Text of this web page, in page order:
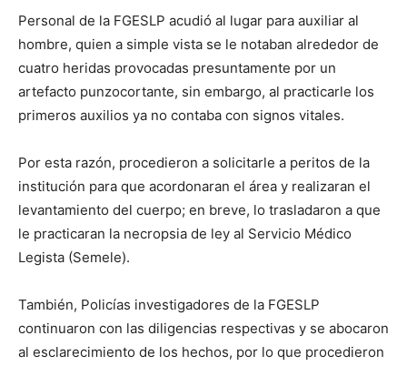
Personal de la FGESLP acudió al lugar para auxiliar al
hombre, quien a simple vista se le notaban alrededor de
cuatro heridas provocadas presuntamente por un
artefacto punzocortante, sin embargo, al practicarle los
primeros auxilios ya no contaba con signos vitales.
Por esta razón, procedieron a solicitarle a peritos de la
institución para que acordonaran el área y realizaran el
levantamiento del cuerpo; en breve, lo trasladaron a que
le practicaran la necropsia de ley al Servicio Médico
Legista (Semele).
También, Policías investigadores de la FGESLP
continuaron con las diligencias respectivas y se abocaron
al esclarecimiento de los hechos, por lo que procedieron